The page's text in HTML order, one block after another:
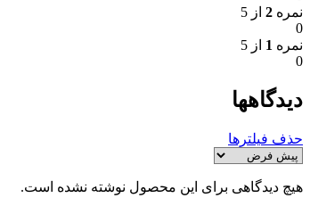
نمره 2 از 5
0
نمره 1 از 5
0
دیدگاهها
حذف فیلترها
هیچ دیدگاهی برای این محصول نوشته نشده است.